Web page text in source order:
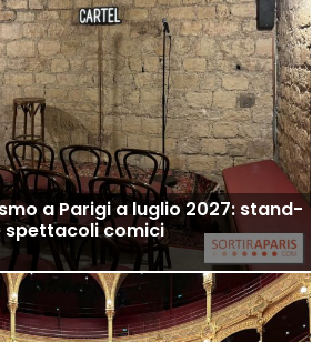
a Parigi a luglio 2027: stand-
spettacoli comici